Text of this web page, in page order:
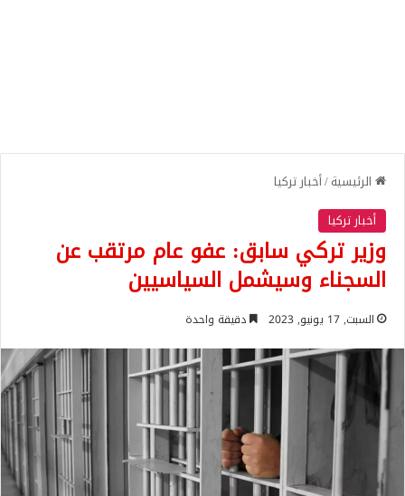
الرئيسية/أخبار تركيا
أخبار تركيا
وزير تركي سابق: عفو عام مرتقب عن
السجناء وسيشمل السياسيين
السبت, 17 يونيو, 2023 دقيقة واحدة